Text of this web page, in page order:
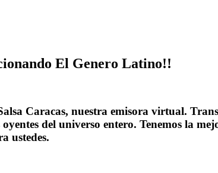
El Genero Latino!!
Caracas, nuestra emisora virtual.
del universo entero. Tenemos la
ustedes.